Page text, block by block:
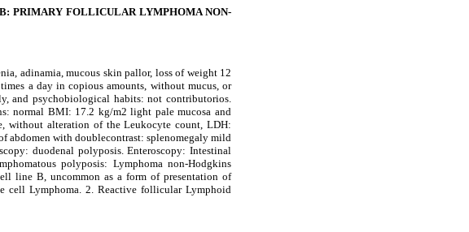
PRIMARY FOLLICULAR LYMPHOMA NON-
adinamia, mucous skin pallor, loss of weight 12
a day in copious amounts, without mucus, or
and psychobiological habits: not contributorios.
normal BMI: 17.2 kg/m2 light pale mucosa and
without alteration of the Leukocyte count, LDH:
abdomen with doublecontrast: splenomegaly mild
duodenal polyposis. Enteroscopy: Intestinal
polyposis: Lymphoma non-Hodgkins
line B, uncommon as a form of presentation of
cell Lymphoma. 2. Reactive follicular Lymphoid